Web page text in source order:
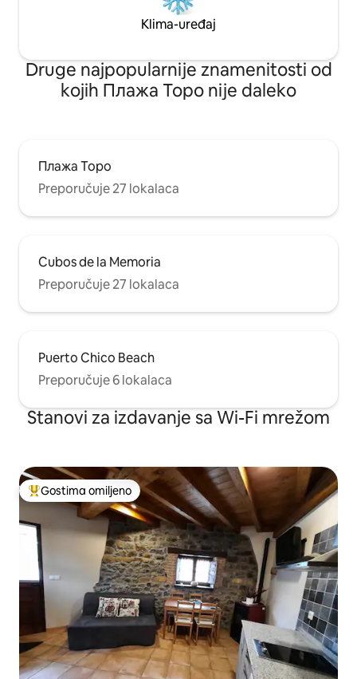
Klima-uređaj
Druge najpopularnije znamenitosti od
kojih Плажа Торо nije daleko
Плажа Торо
Preporučuje 27 lokalaca
Cubos de la Memoria
Preporučuje 27 lokalaca
Puerto Chico Beach
Preporučuje 6 lokalaca
Stanovi za izdavanje sa Wi-Fi mrežom
Najuspešniji među gostima omiljenim
Gostima omiljeno